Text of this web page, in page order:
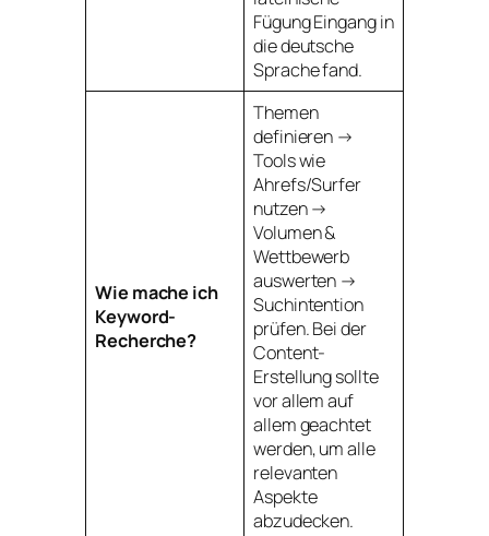
Fügung Eingang in
die deutsche
Sprache fand.
Wie mache ich
Keyword-
Recherche?
Themen
definieren →
Tools wie
Ahrefs/Surfer
nutzen →
Volumen &
Wettbewerb
auswerten →
Suchintention
prüfen. Bei der
Content-
Erstellung sollte
vor allem auf
allem geachtet
werden, um alle
relevanten
Aspekte
abzudecken.